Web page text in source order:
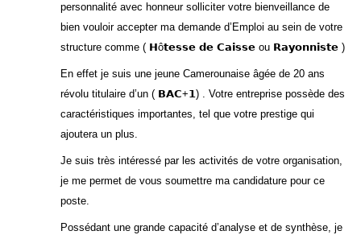
personnalité avec honneur solliciter votre bienveillance de
bien vouloir accepter ma demande d’Emploi au sein de votre
structure comme ( 𝗛ô𝘁𝗲𝘀𝘀𝗲 𝗱𝗲 𝗖𝗮𝗶𝘀𝘀𝗲 ou 𝗥𝗮𝘆𝗼𝗻𝗻𝗶𝘀𝘁𝗲 )
En effet je suis une jeune Camerounaise âgée de 20 ans
révolu titulaire d’un ( 𝗕𝗔𝗖+𝟭) . Votre entreprise possède des
caractéristiques importantes, tel que votre prestige qui
ajoutera un plus.
Je suis très intéressé par les activités de votre organisation,
je me permet de vous soumettre ma candidature pour ce
poste.
Possédant une grande capacité d’analyse et de synthèse, je